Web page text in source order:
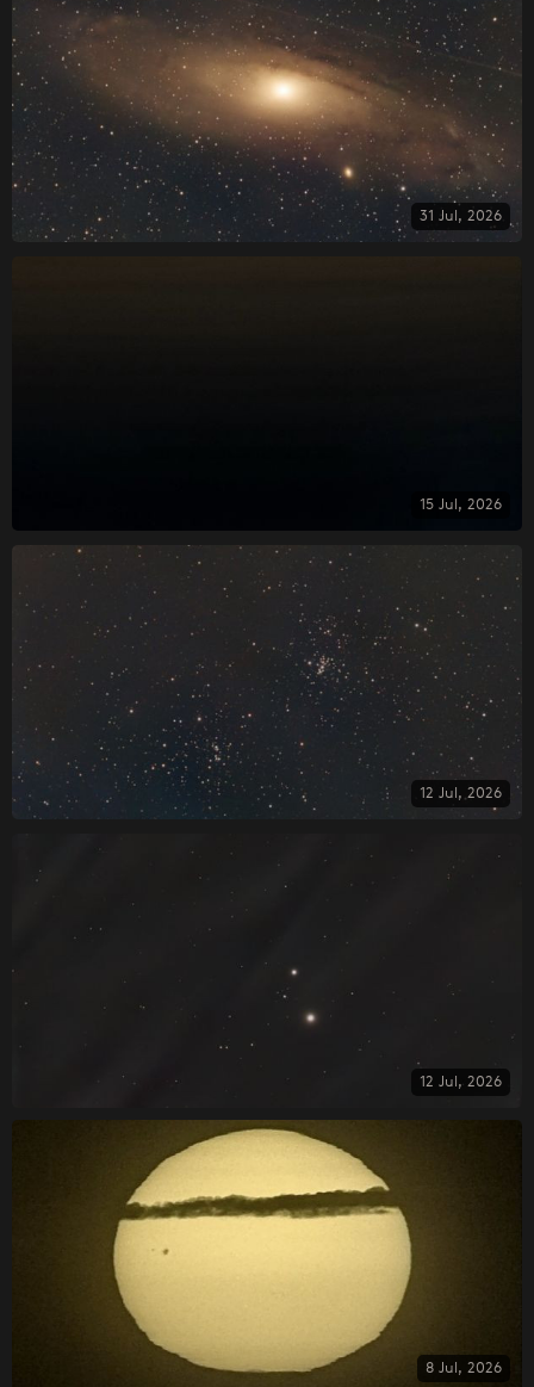
31 Jul, 2026
15 Jul, 2026
12 Jul, 2026
12 Jul, 2026
8 Jul, 2026